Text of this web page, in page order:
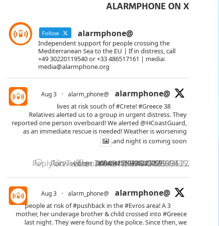
ALARMPHONE ON X
@alarmphone
Independent support for people crossing the
Mediterranean Sea to the EU | If in distress, call
+49 30220119540 or +33 486517161 | media:
media@alarmphone.org
@alarmphone
@alarm_phone
·
3 Aug
#Crete!#Greece
Relatives alerted us to a group in urgent distress. They
reported one person overboard! We alerted @HCoastGuard,
as an immediate rescue is needed! Weather is worsening
and night is coming soon.
Reply on Twitter 2084347559435223059
Retweet on Twitter 2084347559435223059
7 Like on Twitter 2084347559435223059
9 X
2084347559435223059
@alarmphone
@alarm_phone
·
3 Aug
#pushback in the#Evrosarea! A
mother, her underage brother & child crossed into #Greece
last night. They were found by the police. Since then, we